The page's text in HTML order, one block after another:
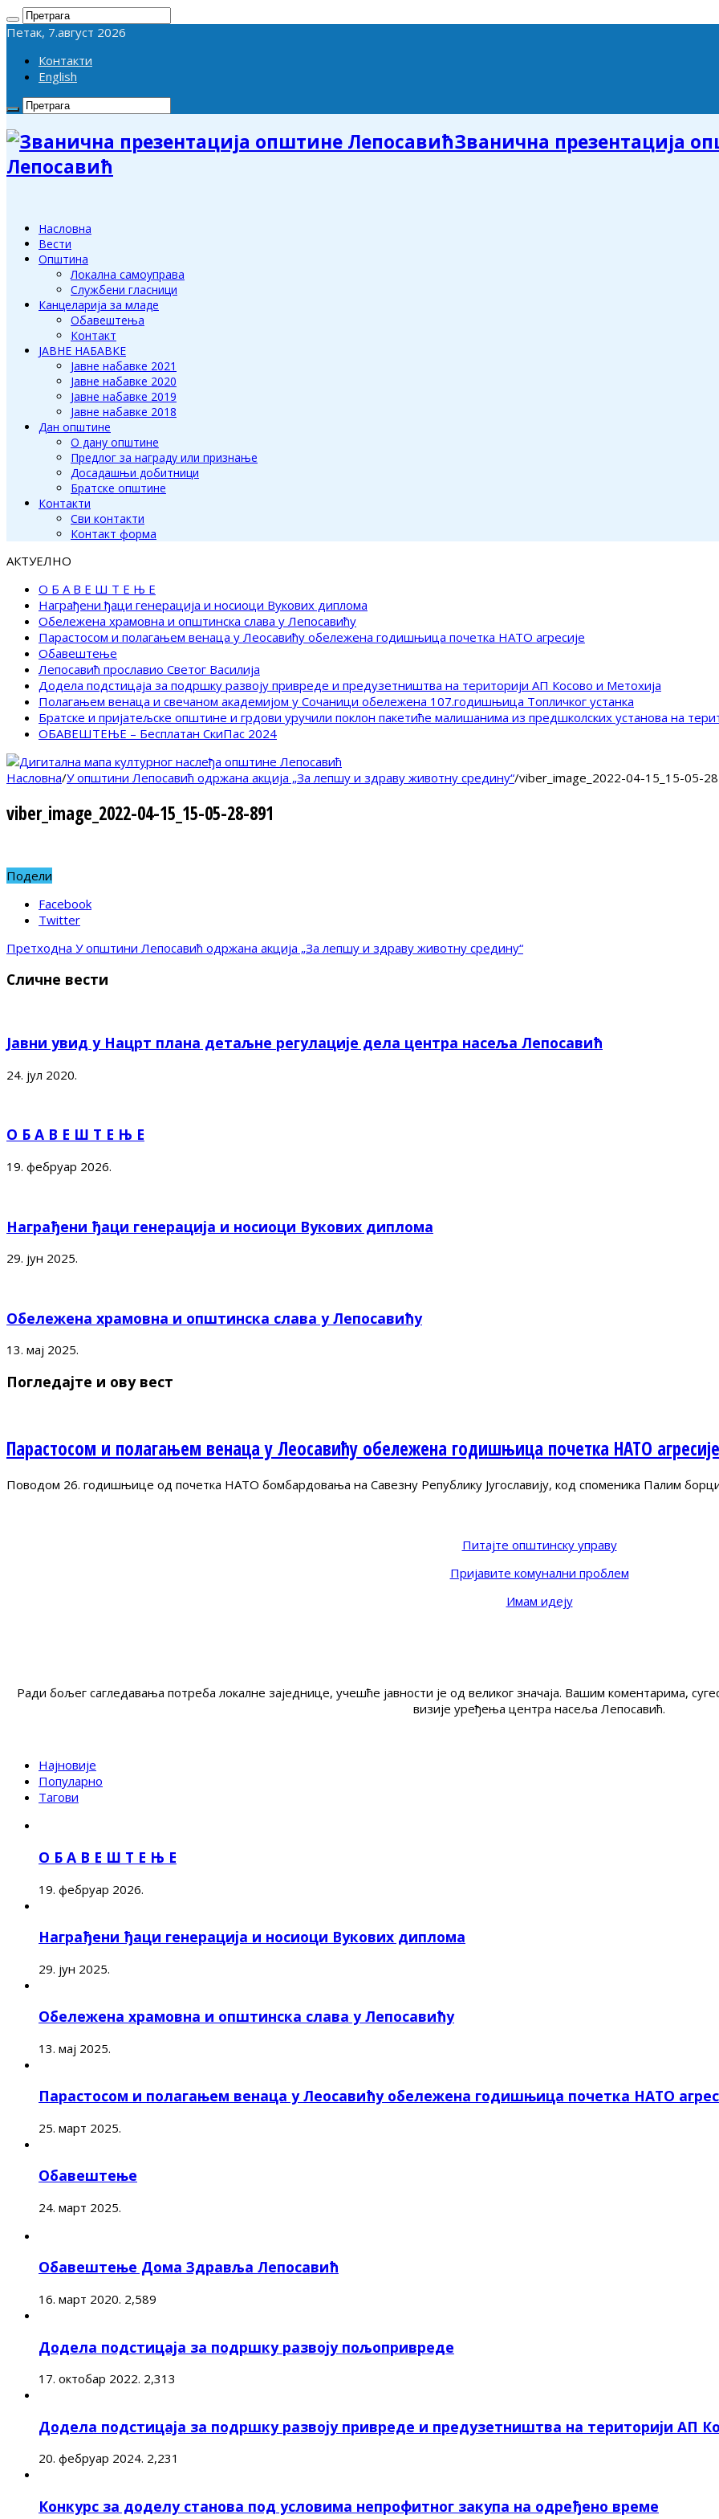
Петак, 7.август 2026
Контакти
English
Званична презентација
Лепосавић
Насловна
Вести
Општина
Локална самоуправа
Службени гласници
Канцеларија за младе
Обавештења
Контакт
ЈАВНЕ НАБАВКЕ
Јавне набавке 2021
Јавне набавке 2020
Јавне набавке 2019
Јавне набавке 2018
Дан општине
О дану општине
Предлог за награду или признање
Досадашњи добитници
Братске општине
Контакти
Сви контакти
Контакт форма
АКТУЕЛНО
О Б А В Е Ш Т Е Њ Е
Награђени ђаци генерација и носиоци Вукових диплома
Обележена храмовна и општинска слава у Лепосавићу
Парастосом и полагањем венаца у Леосавићу обележена годишњица почетка НАТО агресије
Обавештење
Лепосавић прославио Светог Василија
Додела подстицаја за подршку развоју привреде и предузетништва на територији АП Косово и Метохија
Полагањем венаца и свечаном академијом у Сочаници обележена 107.годишњица Топличког устанка
Братске и пријатељске општине и грдови уручили поклон пакетиће малишанима из предшколских установа на
ОБАВЕШТЕЊЕ – Бесплатан СкиПас 2024
Насловна/У општини Лепосавић одржана акција „За лепшу и здраву животну средину“/viber_image_2022-04-15_15-05-
viber_image_2022-04-15_15-05-28-891
Подели
Facebook
Twitter
Претходна У општини Лепосавић одржана акција „За лепшу и здраву животну средину“
Сличне вести
Јавни увид у Нацрт плана детаљне регулације дела центра насеља Лепосавић
24. јул 2020.
О Б А В Е Ш Т Е Њ Е
19. фебруар 2026.
Награђени ђаци генерација и носиоци Вукових диплома
29. јун 2025.
Обележена храмовна и општинска слава у Лепосавићу
13. мај 2025.
Погледајте и ову вест
Парастосом и полагањем венаца у Леосавићу обележена годишњица почетка НАТО агресије
Поводом 26. годишњице од почетка НАТО бомбардовања на Савезну Републику Југославију, код споменика Палим
Питајте општинску управу
Пријавите комунални проблем
Имам идеју
Ради бољег сагледавања потреба локалне заједнице, учешће јавности је од великог значаја. Вашим коментарима,
визије уређења центра насеља Лепосавић.
Најновије
Популарно
Тагови
О Б А В Е Ш Т Е Њ Е
19. фебруар 2026.
Награђени ђаци генерација и носиоци Вукових диплома
29. јун 2025.
Обележена храмовна и општинска слава у Лепосавићу
13. мај 2025.
Парастосом и полагањем венаца у Леосавићу обележена годишњица почетка НАТО
25. март 2025.
Обавештење
24. март 2025.
Обавештење Дома Здравља Лепосавић
16. март 2020. 2,589
Додела подстицаја за подршку развоју пољопривреде
17. октобар 2022. 2,313
Додела подстицаја за подршку развоју привреде и предузетништва на територији АП
20. фебруар 2024. 2,231
Конкурс за доделу станова под условима непрофитног закупа на одређено време